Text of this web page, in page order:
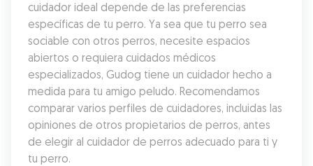
cuidador ideal depende de las preferencias
específicas de tu perro. Ya sea que tu perro sea
sociable con otros perros, necesite espacios
abiertos o requiera cuidados médicos
especializados, Gudog tiene un cuidador hecho a
medida para tu amigo peludo. Recomendamos
comparar varios perfiles de cuidadores, incluidas las
opiniones de otros propietarios de perros, antes
de elegir al cuidador de perros adecuado para ti y
tu perro.